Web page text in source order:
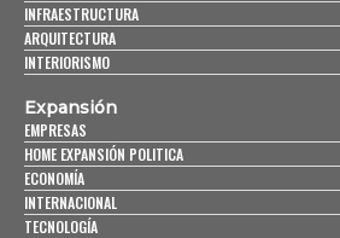
INFRAESTRUCTURA
ARQUITECTURA
INTERIORISMO
Expansión
EMPRESAS
HOME EXPANSIÓN POLITICA
ECONOMÍA
INTERNACIONAL
TECNOLOGÍA